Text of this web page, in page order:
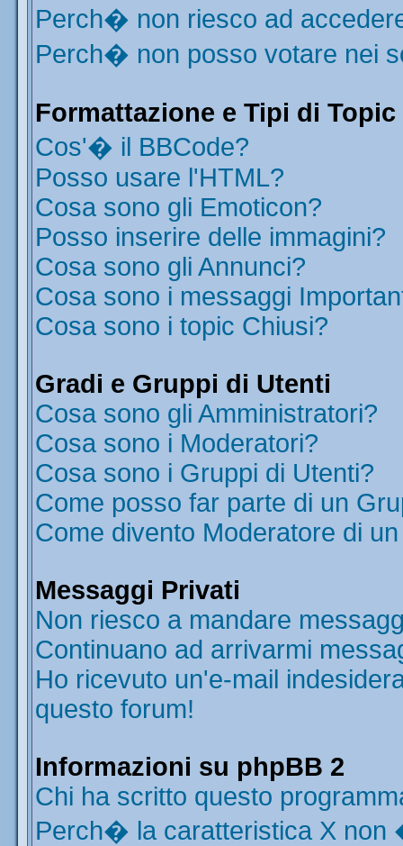
Perch� non riesco ad
Perch� non posso votare nei
Formattazione e Tipi di Topic
Cos'� il BBCode?
Posso usare l'HTML?
Cosa sono gli Emoticon?
Posso inserire delle immagini?
Cosa sono gli Annunci?
Cosa sono i messaggi
Cosa sono i topic Chiusi?
Gradi e Gruppi di Utenti
Cosa sono gli Amministratori?
Cosa sono i Moderatori?
Cosa sono i Gruppi di Utenti?
Come posso far parte di un
Come divento Moderatore di
Messaggi Privati
Non riesco a mandare
Continuano ad arrivarmi
Ho ricevuto un'e-mail
questo forum!
Informazioni su phpBB 2
Chi ha scritto questo
Perch� la caratteristica X non